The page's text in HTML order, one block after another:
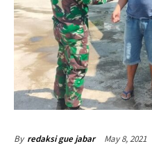
By redaksi gue jabar May 8, 2021